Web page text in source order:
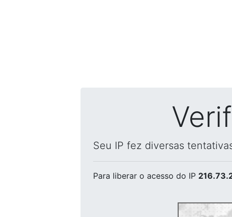
Seu IP fez diversas
Para liberar o acesso do IP